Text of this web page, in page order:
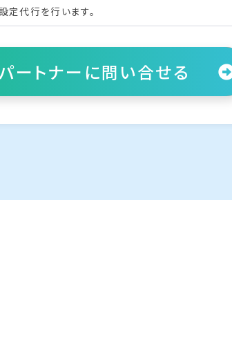
代行を行います。
ートナーに問い合せる